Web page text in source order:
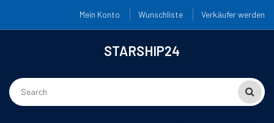
Mein Konto Wunschliste Verkäufer werden
STARSHIP24